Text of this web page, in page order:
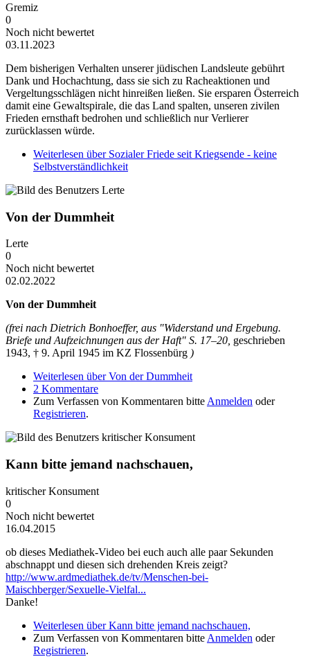
Gremiz
0
Noch nicht bewertet
03.11.2023
Dem bisherigen Verhalten unserer jüdischen Landsleute gebührt
Dank und Hochachtung, dass sie sich zu Racheaktionen und
Vergeltungsschlägen nicht hinreißen ließen. Sie ersparen Österreich
damit eine Gewaltspirale, die das Land spalten, unseren zivilen
Frieden ernsthaft bedrohen und schließlich nur Verlierer
zurücklassen würde.
Weiterlesen über Sozialer Friede seit Kriegsende - keine
Selbstverständlichkeit
Von der Dummheit
Lerte
0
Noch nicht bewertet
02.02.2022
Von der Dummheit
(frei nach Dietrich Bonhoeffer, aus "Widerstand und Ergebung.
Briefe und Aufzeichnungen aus der Haft" S. 17–20, geschrieben
1943, † 9. April 1945 im KZ Flossenbürg )
Weiterlesen über Von der Dummheit
2 Kommentare
Zum Verfassen von Kommentaren bitte Anmelden oder
Registrieren.
Kann bitte jemand nachschauen,
kritischer Konsument
0
Noch nicht bewertet
16.04.2015
ob dieses Mediathek-Video bei euch auch alle paar Sekunden
abschnappt und diesen sich drehenden Kreis zeigt?
http://www.ardmediathek.de/tv/Menschen-bei-
Maischberger/Sexuelle-Vielfal...
Danke!
Weiterlesen über Kann bitte jemand nachschauen,
Zum Verfassen von Kommentaren bitte Anmelden oder
Registrieren.